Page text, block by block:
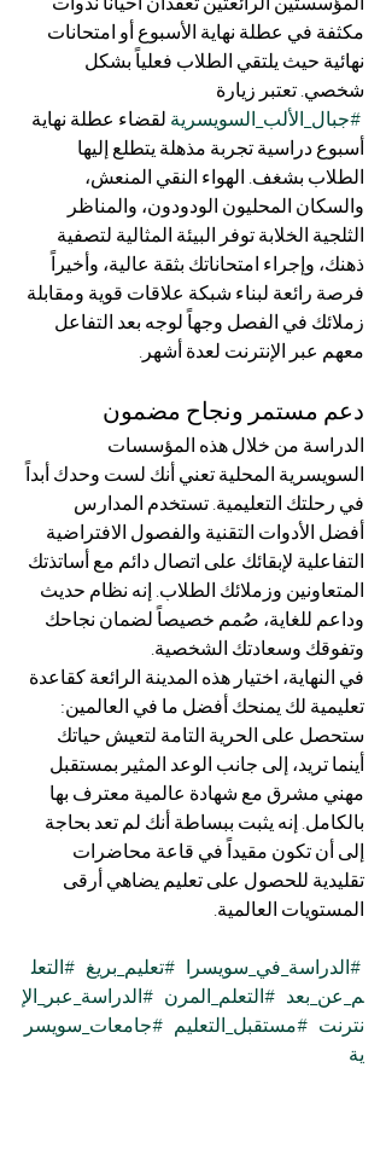
مكثفة في عطلة نهاية الأسبوع أو امتحانات
نهائية حيث يلتقي الطلاب فعلياً بشكل
شخصي. تعتبر زيارة
#جبال_الألب_السويسرية لقضاء عطلة نهاية
أسبوع دراسية تجربة مذهلة يتطلع إليها
الطلاب بشغف. الهواء النقي المنعش،
والسكان المحليون الودودون، والمناظر
الثلجية الخلابة توفر البيئة المثالية لتصفية
ذهنك، وإجراء امتحاناتك بثقة عالية، وأخيراً
فرصة رائعة لبناء شبكة علاقات قوية ومقابلة
زملائك في الفصل وجهاً لوجه بعد التفاعل
معهم عبر الإنترنت لعدة أشهر.
دعم مستمر ونجاح مضمون
الدراسة من خلال هذه المؤسسات
السويسرية المحلية تعني أنك لست وحدك أبداً
في رحلتك التعليمية. تستخدم المدارس
أفضل الأدوات التقنية والفصول الافتراضية
التفاعلية لإبقائك على اتصال دائم مع أساتذتك
المتعاونين وزملائك الطلاب. إنه نظام حديث
وداعم للغاية، صُمم خصيصاً لضمان نجاحك
وتفوقك وسعادتك الشخصية.
في النهاية، اختيار هذه المدينة الرائعة كقاعدة
تعليمية لك يمنحك أفضل ما في العالمين:
ستحصل على الحرية التامة لتعيش حياتك
أينما تريد، إلى جانب الوعد المثير بمستقبل
مهني مشرق مع شهادة عالمية معترف بها
بالكامل. إنه يثبت ببساطة أنك لم تعد بحاجة
إلى أن تكون مقيداً في قاعة محاضرات
تقليدية للحصول على تعليم يضاهي أرقى
المستويات العالمية.
#الدراسة_في_سويسرا #تعليم_بريغ #التعل
م_عن_بعد #التعلم_المرن #الدراسة_عبر_الإ
نترنت #مستقبل_التعليم #جامعات_سويسر
ية